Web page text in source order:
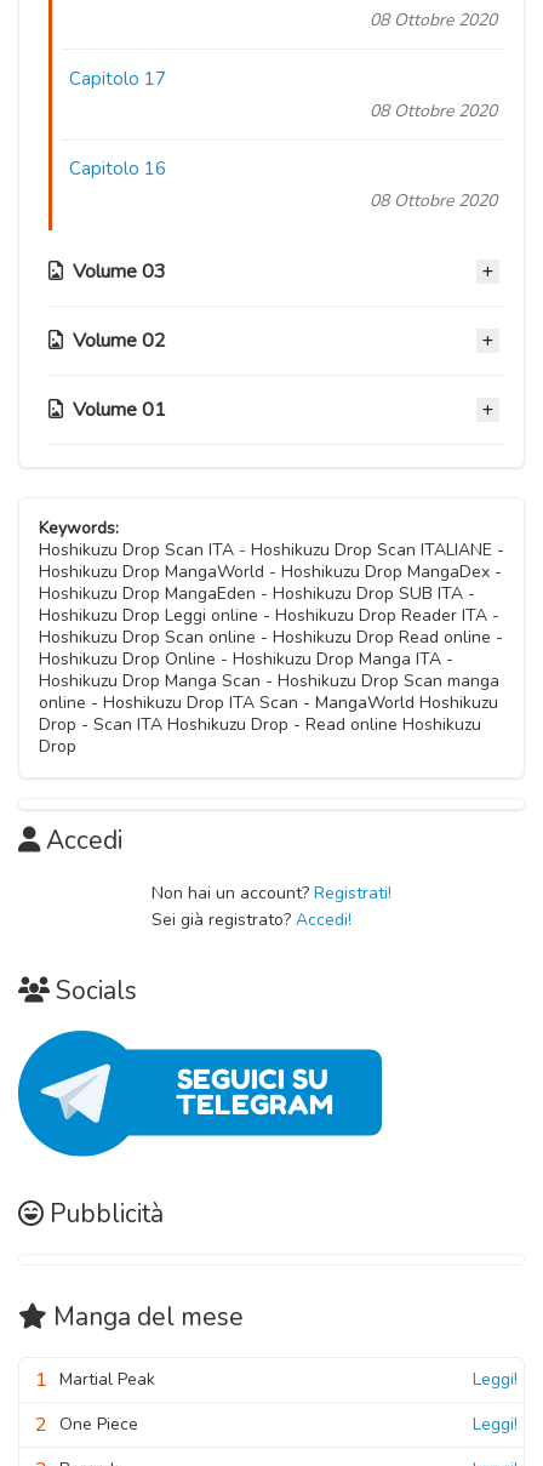
08 Ottobre 2020
Capitolo 17
08 Ottobre 2020
Capitolo 16
08 Ottobre 2020
Volume 03
Capitolo 15
Capitolo 13
08 Ottobre 2020
Capitolo 12
08 Ottobre 2020
Capitolo 11
Volume 02
Capitolo 10
08 Ottobre 2020
Capitolo 08
08 Ottobre 2020
Capitolo 07
08 Ottobre 2020
Volume 01
Capitolo 04
08 Ottobre 2020
Capitolo 03
08 Ottobre 2020
Capitolo 02
Capitolo 01
Keywords:
Hoshikuzu Drop Scan ITA - Hoshikuzu Drop Scan ITALIANE -
Hoshikuzu Drop MangaWorld - Hoshikuzu Drop MangaDex -
Hoshikuzu Drop MangaEden - Hoshikuzu Drop SUB ITA -
Hoshikuzu Drop Leggi online - Hoshikuzu Drop Reader ITA -
Hoshikuzu Drop Scan online - Hoshikuzu Drop Read online -
Hoshikuzu Drop Online - Hoshikuzu Drop Manga ITA -
Hoshikuzu Drop Manga Scan - Hoshikuzu Drop Scan manga
online - Hoshikuzu Drop ITA Scan - MangaWorld Hoshikuzu
Drop - Scan ITA Hoshikuzu Drop - Read online Hoshikuzu
Drop
Accedi
Non hai un account? Registrati!
Sei già registrato? Accedi!
Socials
Pubblicità
Manga del mese
1 Martial Peak Leggi!
2 One Piece Leggi!